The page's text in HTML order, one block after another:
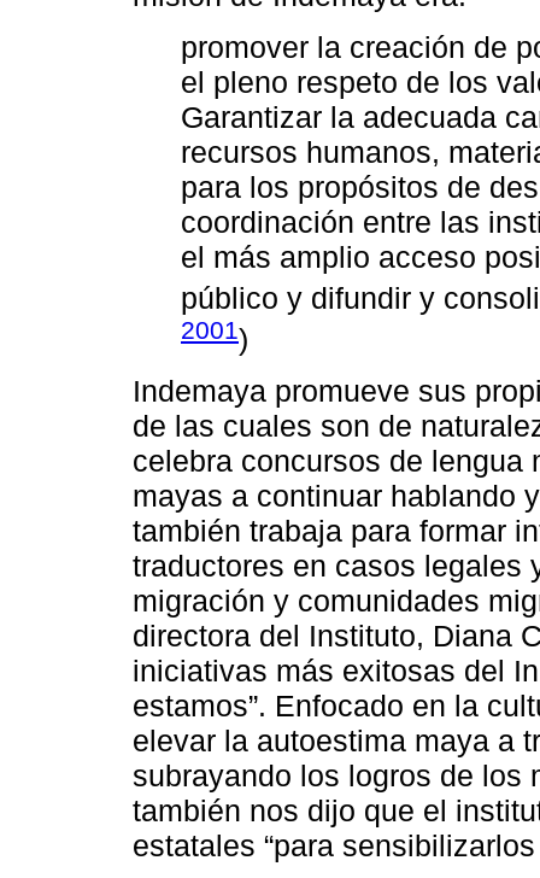
promover la creación de
el pleno respeto de los
Garantizar la adecuada
recursos humanos,
para los propósitos de
coordinación entre las
el más amplio acceso
público y difundir y
2001)
Indemaya promueve sus
de las cuales son de
celebra concursos de lengua
mayas a continuar hablando
también trabaja para formar
traductores en casos legales
migración y comunidades
directora del Instituto, Diana
iniciativas más exitosas del
estamos”. Enfocado en la
elevar la autoestima maya a
subrayando los logros de los
también nos dijo que el
estatales “para